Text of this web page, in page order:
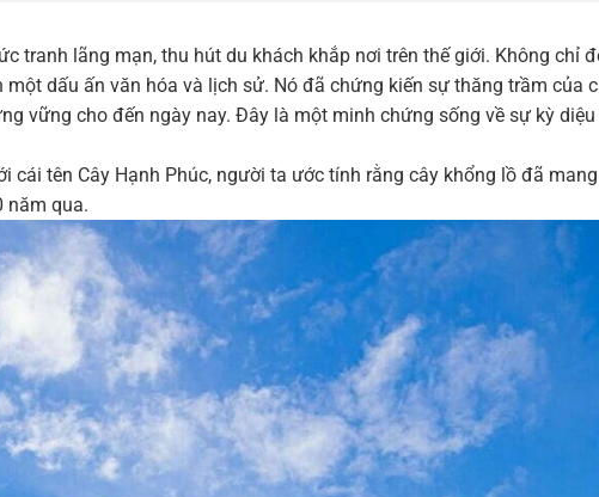
tranh lãng mạn, thu hút du khách khắp nơi trên thế giới. Không chỉ
dấu ấn văn hóa và lịch sử. Nó đã chứng kiến sự thăng trầm của
vững cho đến ngày nay. Đây là một minh chứng sống về sự kỳ diệu
cái tên Cây Hạnh Phúc, người ta ước tính rằng cây khổng lồ đã
năm qua.